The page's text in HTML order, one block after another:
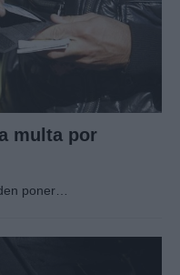
multa por
poner…